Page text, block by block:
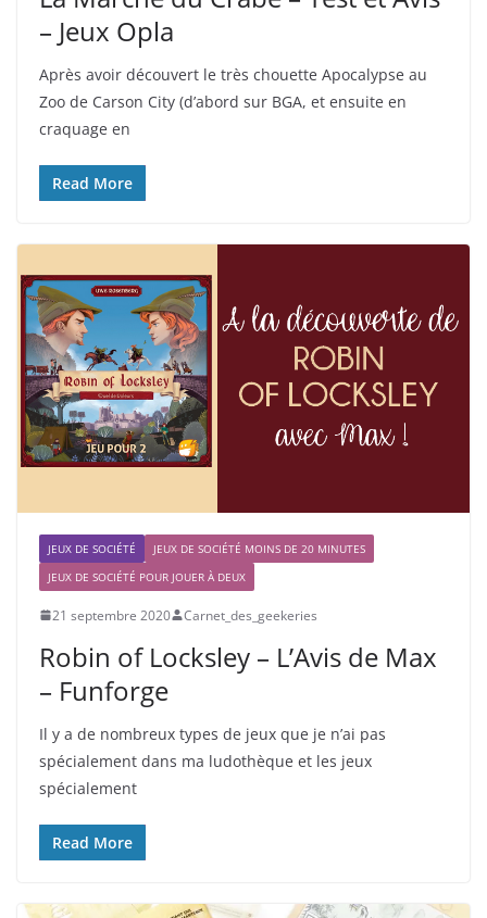
– Jeux Opla
Après avoir découvert le très chouette Apocalypse au
Zoo de Carson City (d’abord sur BGA, et ensuite en
craquage en
Read More
JEUX DE SOCIÉTÉ
JEUX DE SOCIÉTÉ MOINS DE 20 MINUTES
JEUX DE SOCIÉTÉ POUR JOUER À DEUX
21 septembre 2020 Carnet_des_geekeries
Robin of Locksley – L’Avis de Max
– Funforge
Il y a de nombreux types de jeux que je n’ai pas
spécialement dans ma ludothèque et les jeux
spécialement
Read More